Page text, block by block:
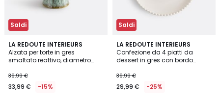
Saldi
LA REDOUTE INTERIEURS
Alzata per torte in gres
smaltato reattivo, diametro
39,99 €
33,99 € -15%
5
/
5
Saldi
LA REDOUTE INTERIEURS
Confezione da 4 piatti da
dessert in gres con bordo
39,99 €
29,99 € -25%
5
/
5